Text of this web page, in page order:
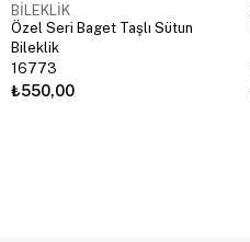
BİLEKLİK
Özel Seri Baget Taşlı Sütun
Bileklik
16773
₺550,00